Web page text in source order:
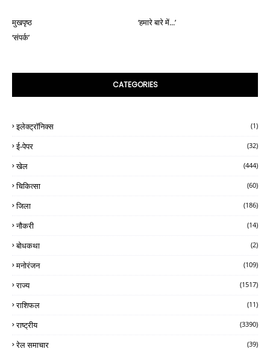
मुखपृष्ठ
‘हमारे बारे में...’
‘संपर्क’
CATEGORIES
इलेक्ट्रॉनिक्स (1)
ई-पेपर (32)
खेल (444)
चिकित्सा (60)
जिला (186)
नौकरी (14)
बोधकथा (2)
मनोरंजन (109)
राज्य (1517)
राशिफल (11)
राष्ट्रीय (3390)
रेल समाचार (39)